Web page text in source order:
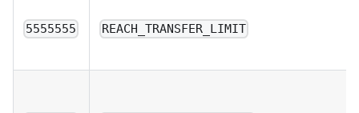
5555555 REACH_TRANSFER_LIMIT